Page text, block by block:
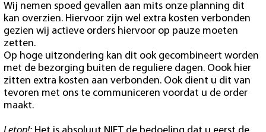
Wij nemen spoed gevallen aan mits onze planning dit
kan overzien. Hiervoor zijn wel extra kosten verbonden
gezien wij actieve orders hiervoor op pauze moeten
zetten.
Op hoge uitzondering kan dit ook gecombineert worden
met de bezorging buiten de reguliere dagen. Oook hier
zitten extra kosten aan verbonden. Ook dient u dit van
tevoren met ons te communiceren voordat u de order
maakt.